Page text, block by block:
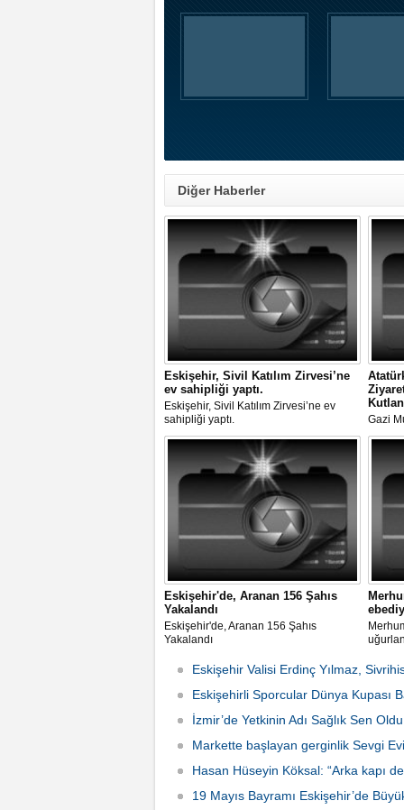
Diğer Haberler
Eskişehir, Sivil Katılım Zirvesi’ne
ev sahipliği yaptı.
Eskişehir, Sivil Katılım Zirvesi’ne ev
sahipliği yaptı.
Gazi
Eskişehir'de, Aranan 156 Şahıs
Yakalandı
Eskişehir'de, Aranan 156 Şahıs
Yakalandı
Eskişehir Valisi Erdinç Yılmaz,
Eskişehirli Sporcular Dünya Kupası
İzmir’de Yetkinin Adı Sağlık Sen Oldu
Markette başlayan gerginlik Sevgi
Hasan Hüseyin Köksal: “Arka kapı
19 Mayıs Bayramı Eskişehir’de